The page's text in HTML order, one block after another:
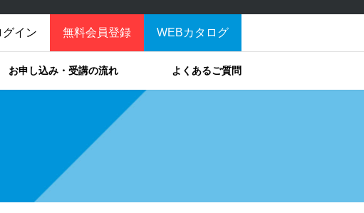
グイン 無料会員登録 WEBカタログ
お申し込み・受講の流れ よくあるご質問